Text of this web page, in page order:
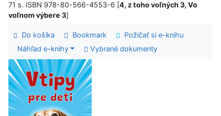
71 s. ISBN 978-80-566-4553-6 [4, z toho voľných 3, Vo
voľnom výbere 3]
Do košíka Bookmark
Požičať si e-knihu
Náhľad e-knihy
Vybrané dokumenty